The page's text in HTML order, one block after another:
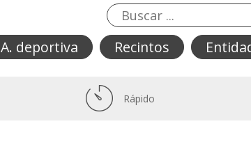
A. deportiva Recintos
Rápido